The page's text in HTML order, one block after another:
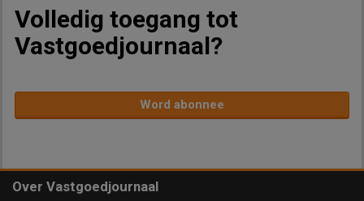
Volledig toegang tot
Vastgoedjournaal?
Word abonnee
Over Vastgoedjournaal